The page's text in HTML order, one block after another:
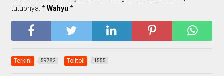
tutupnya..*Wahyu *
Terkini 59782 Tolitoli 1555